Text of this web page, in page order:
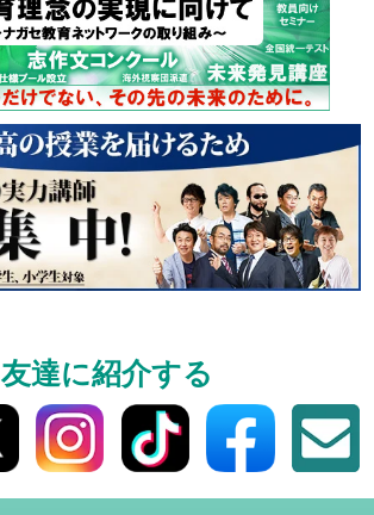
資料請求
高3生・高2生・高1生対
資料請求・イベン
ら！
入学案内
東進の合格システ
費などをご紹介!!
友達に紹介する